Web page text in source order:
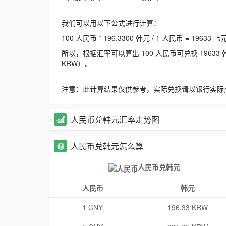
我们可以用以下公式进行计算：
100 人民币 * 196.3300 韩元 / 1 人民币 = 19633 韩
所以，根据汇率可以算出 100 人民币可兑换 19633
KRW）。
注意：此计算结果仅供参考，实际兑换请以银行实
人民币兑韩元汇率走势图
人民币兑韩元怎么算
人民币兑韩元
人民币
韩元
1 CNY
196.33 KRW